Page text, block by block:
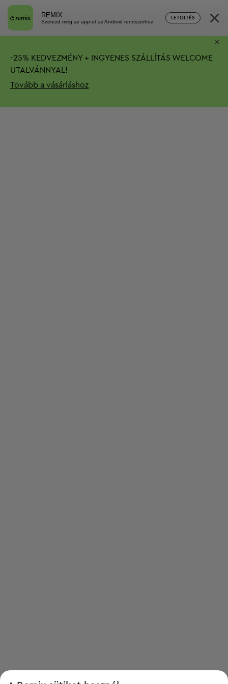
REMIX
Szerezd meg az app-ot az Android rendszerhez
LETÖLTÉS ×
-25% KEDVEZMÉNY + INGYENES SZÁLLÍTÁS WELCOME
UTALVÁNNYAL!
Tovább a vásárláshoz
×